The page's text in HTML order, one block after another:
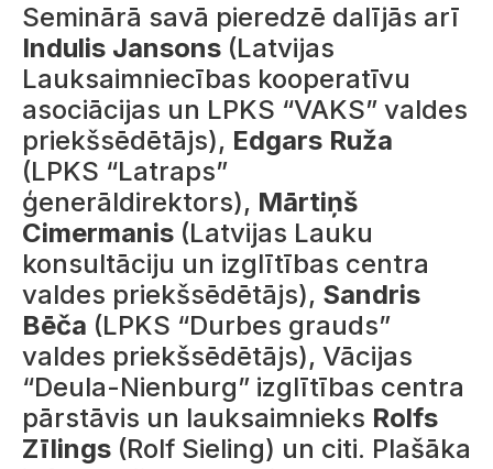
Seminārā savā pieredzē dalījās arī
Indulis Jansons (Latvijas
Lauksaimniecības kooperatīvu
asociācijas un LPKS “VAKS” valdes
priekšsēdētājs), Edgars Ruža
(LPKS “Latraps”
ģenerāldirektors), Mārtiņš
Cimermanis (Latvijas Lauku
konsultāciju un izglītības centra
valdes priekšsēdētājs), Sandris
Bēča (LPKS “Durbes grauds”
valdes priekšsēdētājs), Vācijas
“Deula-Nienburg” izglītības centra
pārstāvis un lauksaimnieks Rolfs
Zīlings (Rolf Sieling) un citi. Plašāka